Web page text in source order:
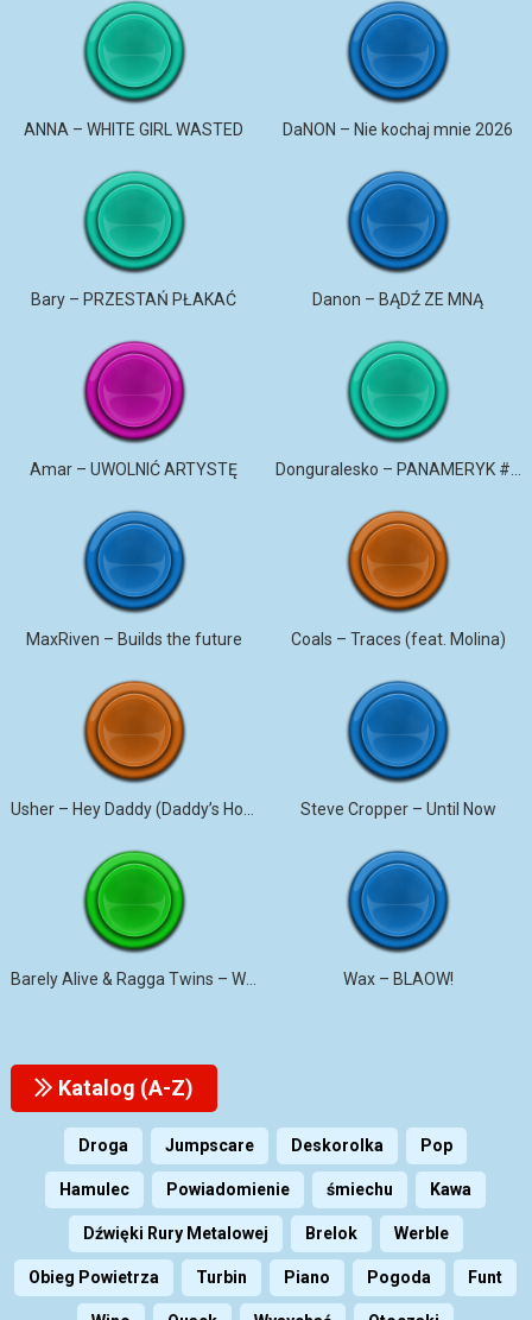
ANNA – WHITE GIRL WASTED DaNON – Nie kochaj mnie 2026
Bary – PRZESTAŃ PŁAKAĆ Danon – BĄDŹ ZE MNĄ
Amar – UWOLNIĆ ARTYSTĘ
MaxRiven – Builds the future Coals – Traces (feat. Molina)
Steve Cropper – Until Now
Barely Alive & Ragga Twins – We Set It Wax – BLAOW!
Katalog (A-Z)
Droga Jumpscare Deskorolka Pop
Hamulec Powiadomienie śmiechu Kawa
Dźwięki Rury Metalowej Brelok Werble
Obieg Powietrza Turbin Piano Pogoda Funt